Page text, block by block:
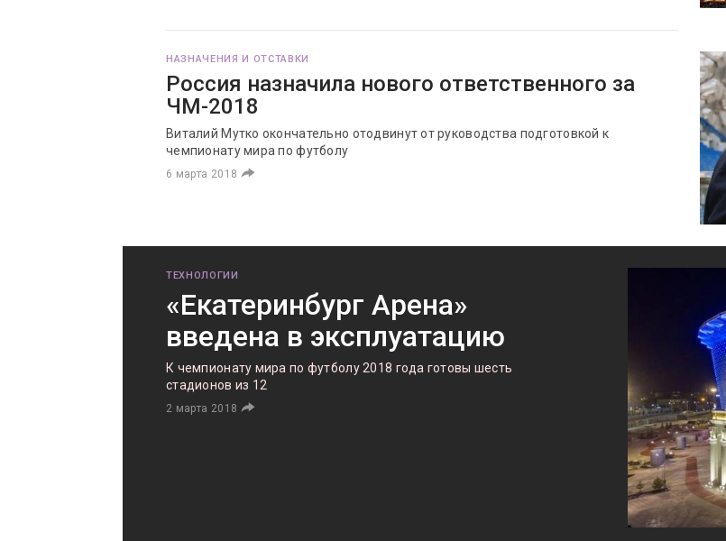
НАЗНАЧЕНИЯ И ОТСТАВКИ
Россия назначила нового ответственного за
ЧМ-2018
Виталий Мутко окончательно отодвинут от руководства подготовкой к
чемпионату мира по футболу
6 марта 2018
ТЕХНОЛОГИИ
«Екатеринбург Арена»
введена в эксплуатацию
К чемпионату мира по футболу 2018 года готовы шесть
стадионов из 12
2 марта 2018